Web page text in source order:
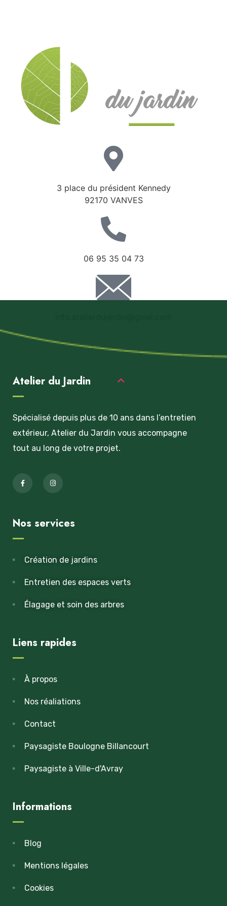
3 place du président Kennedy
92170 VANVES
06 95 35 04 73
Atelier du Jardin
Spécialisé depuis plus de 10 ans dans l’entretien
extérieur, Atelier du Jardin vous accompagne
tout au long de votre projet.
Nos services
Création de jardins
Entretien des espaces verts
Élagage et soin des arbres
Liens rapides
À propos
Nos réaliations
Contact
Paysagiste Boulogne Billancourt
Paysagiste à Ville-d'Avray
Informations
Blog
Mentions légales
Cookies